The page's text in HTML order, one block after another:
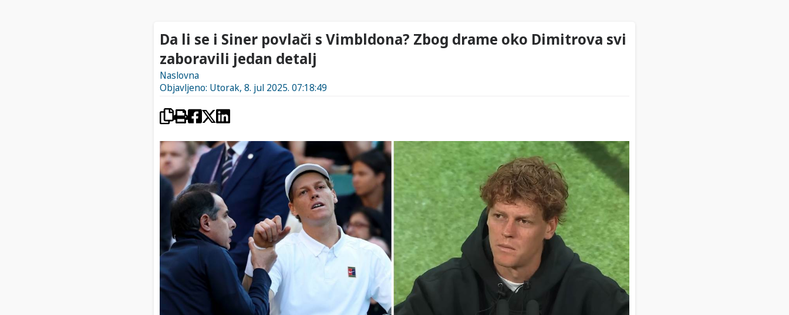
Da li se i Siner povlači s Vimbldona? Zbog drame oko Dimitrova svi
zaboravili jedan detalj
Naslovna
Objavljeno: Utorak, 8. jul 2025. 07:18:49